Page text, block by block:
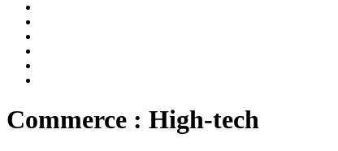
Commerce : High-tech